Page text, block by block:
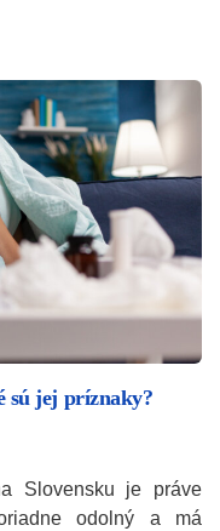
sú jej príznaky?
Slovensku je práve
odolný a má